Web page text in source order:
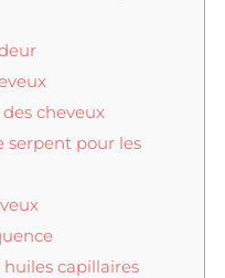
cheveux
serpent pour les
capillaires